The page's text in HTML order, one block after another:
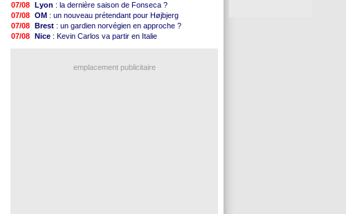
07/08 Lyon : la dernière saison de Fonseca ?
07/08 OM : un nouveau prétendant pour Højbjerg
07/08 Brest : un gardien norvégien en approche ?
07/08 Nice : Kevin Carlos va partir en Italie
: Mangala prêté à Getafe (officiel)
emplacement publicitaire